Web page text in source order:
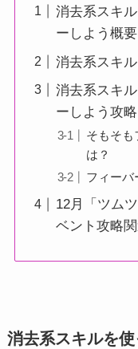
消去系スキ
ーしよう概要
消去系スキ
消去系スキ
ーしよう攻略
そもそも
は？
フィーバ
12月「ツム
ベント攻略
消去系スキルを